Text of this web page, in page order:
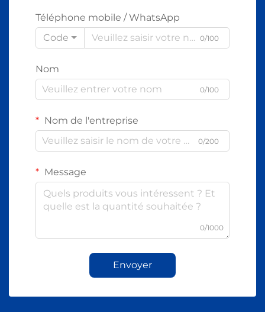
Téléphone mobile / WhatsApp
Code
0/100
Nom
0/100
Nom de l'entreprise
0/200
Message
0/1000
Envoyer